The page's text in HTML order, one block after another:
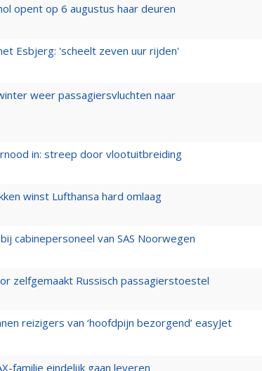
opent op 6 augustus haar deuren
Esbjerg: 'scheelt zeven uur rijden'
weer passagiersvluchten naar
in: streep door vlootuitbreiding
winst Lufthansa hard omlaag
cabinepersoneel van SAS Noorwegen
zelfgemaakt Russisch passagierstoestel
reizigers van ‘hoofdpijn bezorgend’ easyJet
familie eindelijk gaan leveren